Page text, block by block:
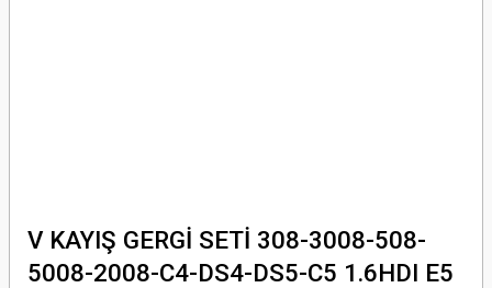
V KAYIŞ GERGİ SETİ 308-3008-508-
5008-2008-C4-DS4-DS5-C5 1.6HDI E5